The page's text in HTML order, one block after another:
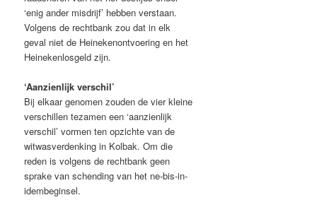
‘enig ander misdrijf’ hebben verstaan.
Volgens de rechtbank zou dat in elk
geval niet de Heinekenontvoering en het
Heinekenlosgeld zijn.
‘Aanzienlijk verschil’
Bij elkaar genomen zouden de vier kleine
verschillen tezamen een ‘aanzienlijk
verschil’ vormen ten opzichte van de
witwasverdenking in Kolbak. Om die
reden is volgens de rechtbank geen
sprake van schending van het ne-bis-in-
idembeginsel.